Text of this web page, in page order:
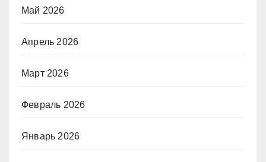
Май 2026
Апрель 2026
Март 2026
Февраль 2026
Январь 2026